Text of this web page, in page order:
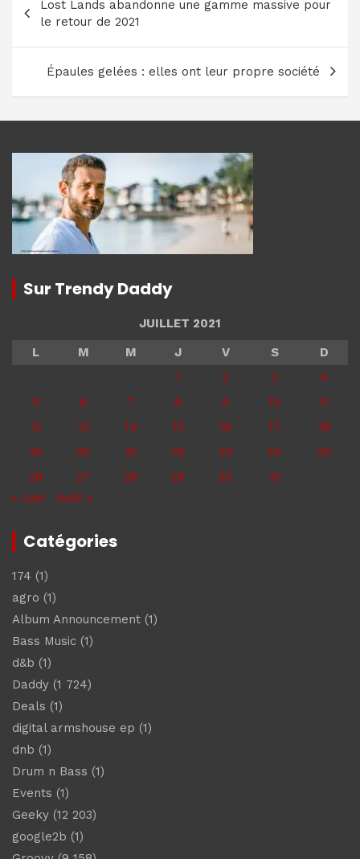
de
l’article
Lost Lands abandonne une gamme massive pour
le retour de 2021
Épaules gelées : elles ont leur propre société
Sur Trendy Daddy
JUILLET 2021
L
M M J V S
D
1
2 3
4
5
6 7 8 9 10
11
12
13 14 15 16 17
18
19
20 21 22 23 24
25
26
27 28 29 30
31
« Juin
Août »
Catégories
174 (1)
agro (1)
Album Announcement (1)
Bass Music (1)
d&b (1)
Daddy (1 724)
Deals (1)
digital armshouse ep (1)
dnb (1)
Drum n Bass (1)
Events (1)
Geeky (12 203)
google2b (1)